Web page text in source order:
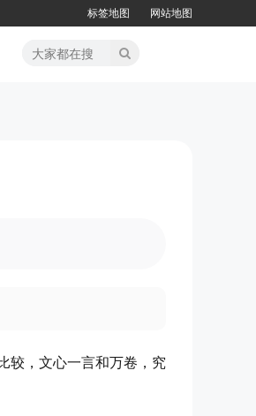
标签地图 网站地图
较，文心一言和万卷，究